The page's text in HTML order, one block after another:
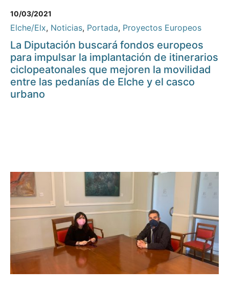
10/03/2021
Elche/Elx, Noticias, Portada, Proyectos Europeos
La Diputación buscará fondos europeos
para impulsar la implantación de itinerarios
ciclopeatonales que mejoren la movilidad
entre las pedanías de Elche y el casco
urbano